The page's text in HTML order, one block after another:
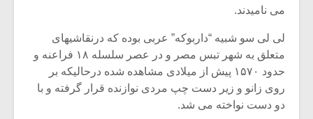
می نامیدند.
لی لی سو شبیه “داربوکه” عربی بوده که درنقاشیهای
متعلق به شهر تبس مصر و در عصر سلسله ۱۸ فراعنه و
حدود ۱۵۷۰ پیش از میلادی مشاهده شده درحالیکه بر
روی زانو و زیر دست چپ مردی نوازنده قرار گرفته و با
دو دست نواخته می شد.
یادداشتی بر موسیقی
متن فیلم «متری
شیش و نیم»
دوره
موسیقی